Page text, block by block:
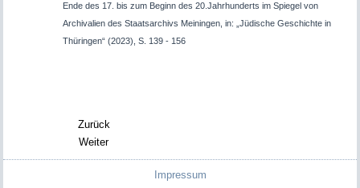
Ende des 17. bis zum Beginn des 20.Jahrhunderts im Spiegel von
Archivalien des Staatsarchivs Meiningen, in: „Jüdische Geschichte in
Thüringen“ (2023), S. 139 - 156
Zurück
Weiter
Impressum